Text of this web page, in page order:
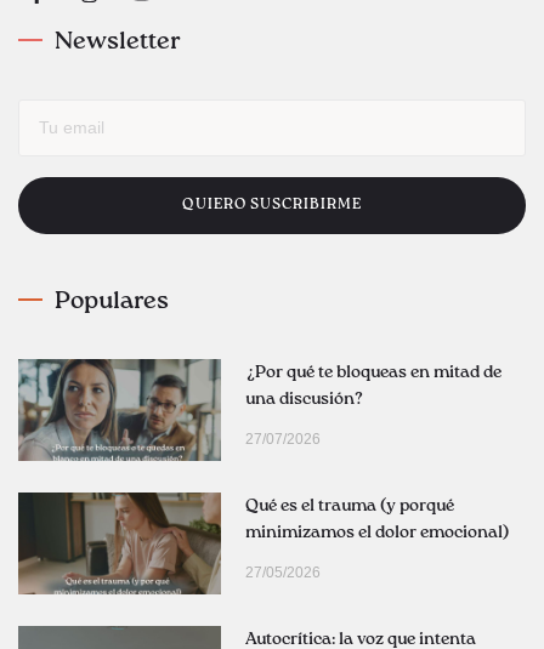
Newsletter
QUIERO SUSCRIBIRME
Populares
¿Por qué te bloqueas en mitad de
una discusión?
27/07/2026
Qué es el trauma (y porqué
minimizamos el dolor emocional)
27/05/2026
Autocrítica: la voz que intenta